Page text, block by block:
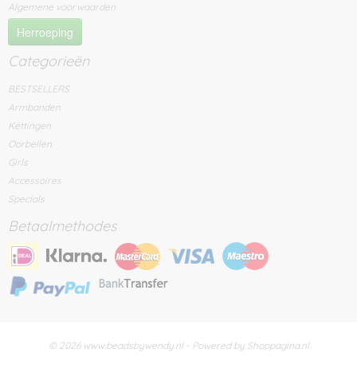
Algemene voorwaarden
Herroeping
Categorieën
BESTSELLERS
Armbanden
Kettingen
Oorbellen
Girls
Accessoires
Specials
Betaalmethodes
© 2026 www.beadsbywendy.nl - Powered by Shoppagina.nl